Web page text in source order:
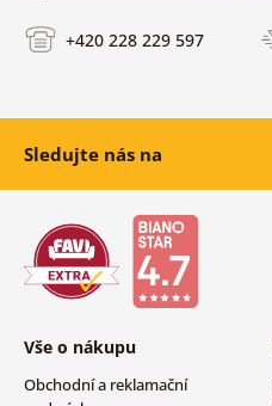
+420 228 229 597
Sledujte nás na
Vše o nákupu
Obchodní a reklamační